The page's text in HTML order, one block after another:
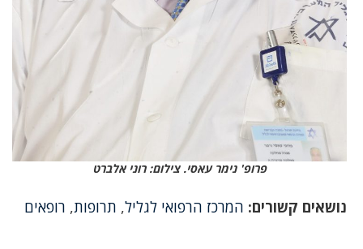
פרופ' נימר עאסי. צילום: רוני אלברט
נושאים קשורים: המרכז הרפואי לגליל, תרופות, רופאים